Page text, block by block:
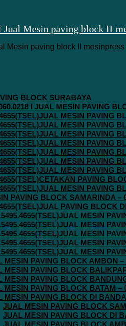
BLOCK SURABAYA
I JUAL MESIN PAVING
MESIN PAVING
MESIN PAVING
MESIN PAVING
MESIN PAVING
MESIN PAVING
MESIN PAVING
MESIN PAVING
PAVING
MESIN PAVING
PAVING BLOCK SAMARINDA –
PAVING BLOCK
MESIN
MESIN
MESIN
MESIN
MESIN
MESIN PAVING BLOCK AMBON –
MESIN PAVING BLOCK
MESIN PAVING BLOCK
MESIN PAVING BLOCK BATAM –
MESIN PAVING BLOCK DI
JUAL MESIN PAVING BLOCK
JUAL MESIN PAVING BLOCK DI
JUAL MESIN PAVING BLOCK